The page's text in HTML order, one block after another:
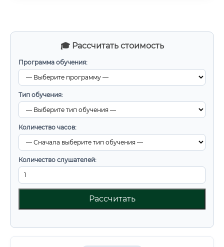
🎓 Рассчитать стоимость
Программа обучения:
Тип обучения:
Количество часов:
Количество слушателей:
Рассчитать